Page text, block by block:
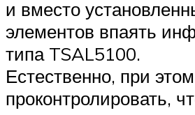
и вместо
элементов впаять
типа TSAL5100.
Естественно, при
проконтролировать,